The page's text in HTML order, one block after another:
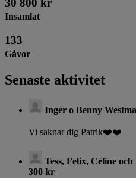
30 800 kr
Insamlat
133
Gåvor
Senaste aktivitet
Inger o Benny
Vi saknar dig Patrik❤️❤️
Tess, Felix, Céline
300 kr